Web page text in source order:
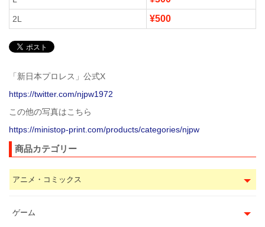
2L ¥500
「新日本プロレス」公式X
https://twitter.com/njpw1972
この他の写真はこちら
https://ministop-print.com/products/categories/njpw
商品カテゴリー
アニメ・コミックス
ゲーム